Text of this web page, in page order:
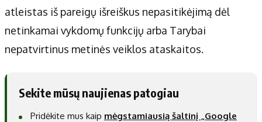
atleistas iš pareigų išreiškus nepasitikėjimą dėl
netinkamai vykdomų funkcijų arba Tarybai
nepatvirtinus metinės veiklos ataskaitos.
Sekite mūsų naujienas patogiau
Pridėkite mus kaip mėgstamiausią šaltinį „Google